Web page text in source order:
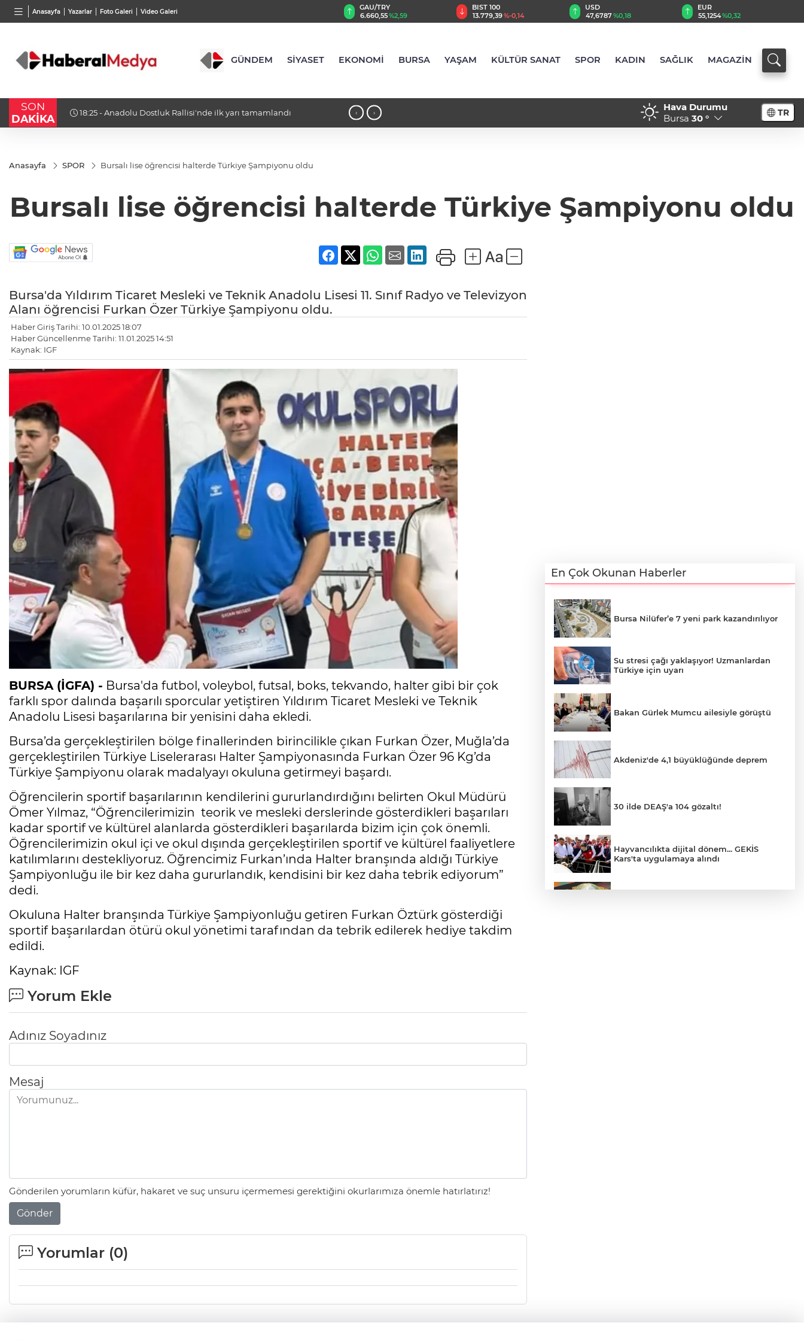
Anasayfa Yazarlar Foto Galeri Video Galeri
TND
16,3788%0,90
BGN
27,9743 %-0,22
GAU/TRY
6.660,55%2,59
BIST 100
13.779,39%-0,14
USD
47,6787%0,18
EUR
55,1254%0,32
GÜNDEM SİYASET EKONOMİ BURSA YAŞAM KÜLTÜR SANAT SPOR KADIN SAĞLIK MAGAZİN
SON
DAKİKA
18:25 - Anadolu Dostluk Rallisi'nde ilk yarı tamamlandı 18:23 - Bursa Osmangazi’nin nabzını Küplüpınar'da tuttu 18:21 - İlaç denetiminde uluslararası
‹ ›
Hava Durumu
Bursa 30 ° TR
Anasayfa SPOR Bursalı lise öğrencisi halterde Türkiye Şampiyonu oldu
Bursalı lise öğrencisi halterde Türkiye Şampiyonu oldu
Bursa'da Yıldırım Ticaret Mesleki ve Teknik Anadolu Lisesi 11. Sınıf Radyo ve Televizyon
Alanı öğrencisi Furkan Özer Türkiye Şampiyonu oldu.
Haber Giriş Tarihi: 10.01.2025 18:07
Haber Güncellenme Tarihi: 11.01.2025 14:51
Kaynak: IGF
BURSA (İGFA) - Bursa'da futbol, voleybol, futsal, boks, tekvando, halter gibi bir çok
farklı spor dalında başarılı sporcular yetiştiren Yıldırım Ticaret Mesleki ve Teknik
Anadolu Lisesi başarılarına bir yenisini daha ekledi.
Bursa’da gerçekleştirilen bölge finallerinden birincilikle çıkan Furkan Özer, Muğla’da
gerçekleştirilen Türkiye Liselerarası Halter Şampiyonasında Furkan Özer 96 Kg’da
Türkiye Şampiyonu olarak madalyayı okuluna getirmeyi başardı.
Öğrencilerin sportif başarılarının kendilerini gururlandırdığını belirten Okul Müdürü
Ömer Yılmaz, “Öğrencilerimizin teorik ve mesleki derslerinde gösterdikleri başarıları
kadar sportif ve kültürel alanlarda gösterdikleri başarılarda bizim için çok önemli.
Öğrencilerimizin okul içi ve okul dışında gerçekleştirilen sportif ve kültürel faaliyetlere
katılımlarını destekliyoruz. Öğrencimiz Furkan’ında Halter branşında aldığı Türkiye
Şampiyonluğu ile bir kez daha gururlandık, kendisini bir kez daha tebrik ediyorum”
dedi.
Okuluna Halter branşında Türkiye Şampiyonluğu getiren Furkan Öztürk gösterdiği
sportif başarılardan ötürü okul yönetimi tarafından da tebrik edilerek hediye takdim
edildi.
Kaynak: IGF
Yorum Ekle
Adınız Soyadınız
Mesaj
Gönderilen yorumların küfür, hakaret ve suç unsuru içermemesi gerektiğini okurlarımıza önemle hatırlatırız!
Gönder
Yorumlar (0)
En Çok Okunan Haberler
Bursa Nilüfer’e 7 yeni park kazandırılıyor
Su stresi çağı yaklaşıyor! Uzmanlardan
Türkiye için uyarı
Bakan Gürlek Mumcu ailesiyle görüştü
Akdeniz'de 4,1 büyüklüğünde deprem
30 ilde DEAŞ'a 104 gözaltı!
Hayvancılıkta dijital dönem... GEKİS
Kars'ta uygulamaya alındı